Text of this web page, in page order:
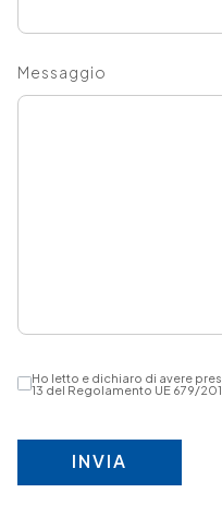
Messaggio
Ho letto e dichiaro di avere
13 del Regolamento UE 679/
INVIA